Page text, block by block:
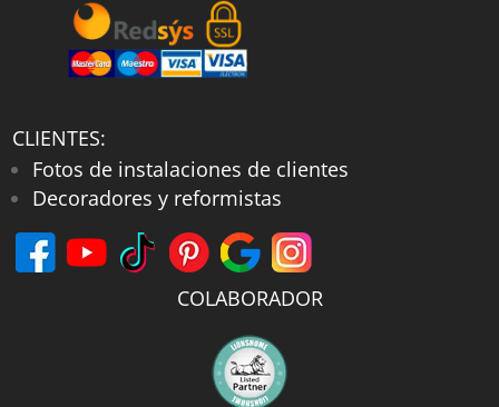
CLIENTES:
Fotos de instalaciones de clientes
Decoradores y reformistas
COLABORADOR